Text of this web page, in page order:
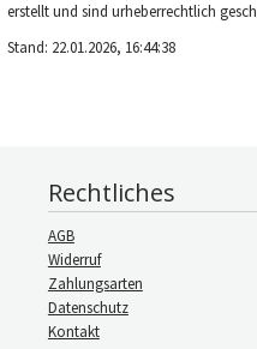
erstellt und sind urheberrechtlich
Stand: 22.01.2026, 16:44:38
Rechtliches
AGB
Widerruf
Zahlungsarten
Datenschutz
Kontakt